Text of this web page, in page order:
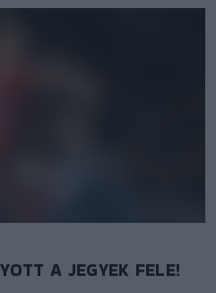
A JEGYEK FELE!